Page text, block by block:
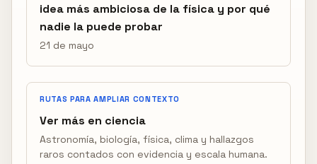
idea más ambiciosa de la física y por qué
nadie la puede probar
21 de mayo
RUTAS PARA AMPLIAR CONTEXTO
Ver más en ciencia
Astronomía, biología, física, clima y hallazgos
raros contados con evidencia y escala humana.